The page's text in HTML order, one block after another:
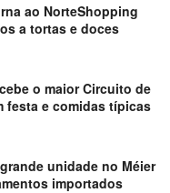
ao NorteShopping
a tortas e doces
o maior Circuito de
festa e comidas típicas
unidade no Méier
importados